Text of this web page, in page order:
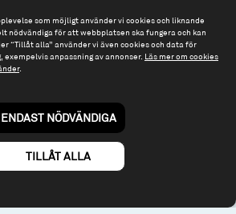
Tel: 08 - 545 813 40
fonder@spiltanfonder.se
Till spiltan.se
© 2026 - Spiltan Fonder AB
By Sphinxly
som möjligt använder vi cookies och liknande
nödvändiga för att webbplatsen ska fungera och kan
“Tillåt alla” använder vi även cookies och data för
anpassning av annonser. Läs mer om cookies
.
ENDAST NÖDVÄNDIGA
TILLÅT ALLA